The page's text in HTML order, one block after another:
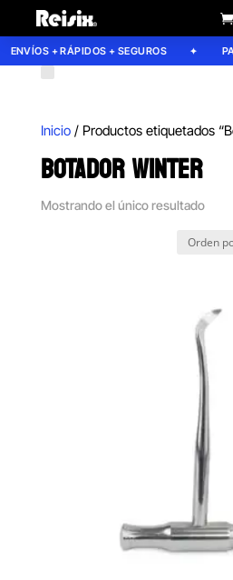
ENVÍOS + RÁPIDOS + SEGUROS
Inicio/ Productos etiquetados
BOTADOR WINTER
Mostrando el único resultado